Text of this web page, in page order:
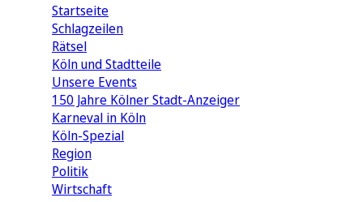
Startseite
Schlagzeilen
Rätsel
Köln und Stadtteile
Unsere Events
150 Jahre Kölner Stadt-Anzeiger
Karneval in Köln
Köln-Spezial
Region
Politik
Wirtschaft